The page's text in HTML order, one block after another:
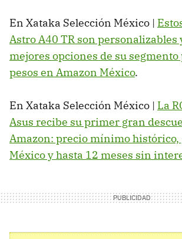
En Xataka Selección México |
Astro A40 TR son personalizables
mejores opciones de su segmento
pesos en Amazon México.
En Xataka Selección México | La
Asus recibe su primer gran
Amazon: precio mínimo histórico,
México y hasta 12 meses sin